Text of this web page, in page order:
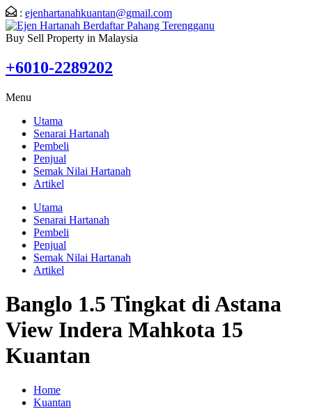
: ejenhartanahkuantan@gmail.com
Buy Sell Property in Malaysia
+6010-2289202
Menu
Utama
Senarai Hartanah
Pembeli
Penjual
Semak Nilai Hartanah
Artikel
Utama
Senarai Hartanah
Pembeli
Penjual
Semak Nilai Hartanah
Artikel
Banglo 1.5 Tingkat di Astana
View Indera Mahkota 15
Kuantan
Home
Kuantan